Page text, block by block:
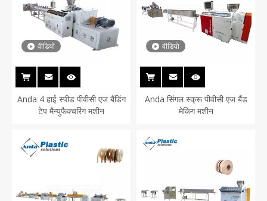
वीडियो
Anda 4 हाई स्पीड पीवीसी एज बैंडिंग
टेप मैन्युफैक्चरिंग मशीन
वीडियो
Anda सिंगल स्क्रू पीवीसी एज बैंड
मेकिंग मशीन